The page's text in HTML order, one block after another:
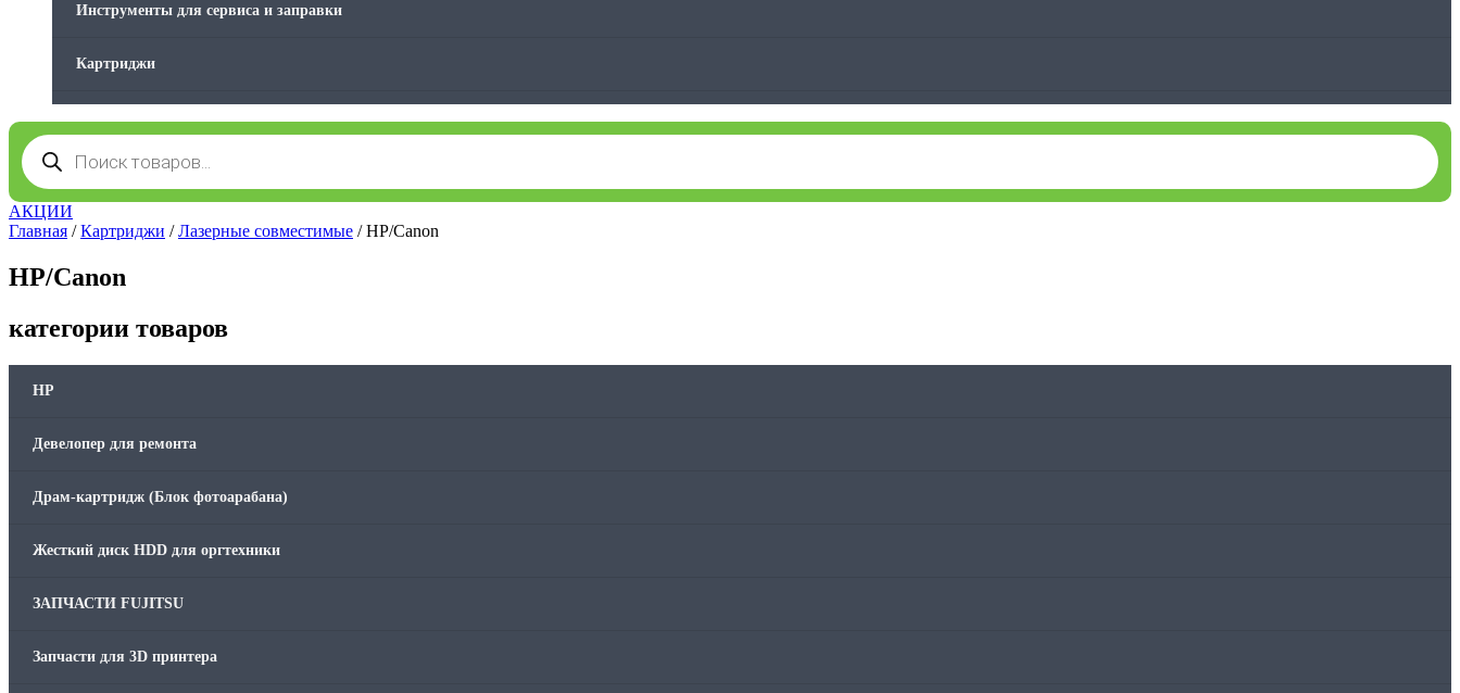
Инструменты для сервиса и заправки
Картриджи
Оргтехника / Принтеры, Копиры и МФУ
Память для принтера
Печатающая головка для принтера
Ремонт принтера. Услуги Сервисного центра.
Стяжки для кабеля
Товары без категории
Товары для заправки
Фольга , изолента, скотч и тд
Поиск
товаров
АКЦИИ
Главная /Картриджи /Лазерные совместимые / НР/Сanon
НР/Сanon
категории товаров
HP
Девелопер для ремонта
Драм-картридж (Блок фотоарабана)
Жесткий диск HDD для оргтехники
ЗАПЧАСТИ FUJITSU
Запчасти для 3D принтера